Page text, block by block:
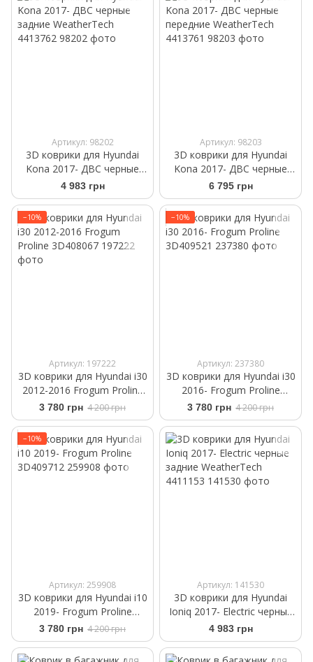
Артикул: 98202
3D коврики для Hyundai
Kona 2017- ДВС черные
задние WeatherTech
4413762
4 983 грн
Артикул: 98203
3D коврики для Hyundai
Kona 2017- ДВС черные
передние WeatherTech
4413761
6 795 грн
−10%
Артикул: 197222
3D коврики для Hyundai i30
2012-2016 Frogum Proline
3D408067
3 780 грн 4 200 грн
−10%
Артикул: 237380
3D коврики для Hyundai i30
2016- Frogum Proline
3D409521
3 780 грн 4 200 грн
−10%
Артикул: 259908
3D коврики для Hyundai i10
2019- Frogum Proline
3D409712
3 780 грн 4 200 грн
Артикул: 141530
3D коврики для Hyundai
Ioniq 2017- Electric черные
задние WeatherTech
4411153
4 983 грн